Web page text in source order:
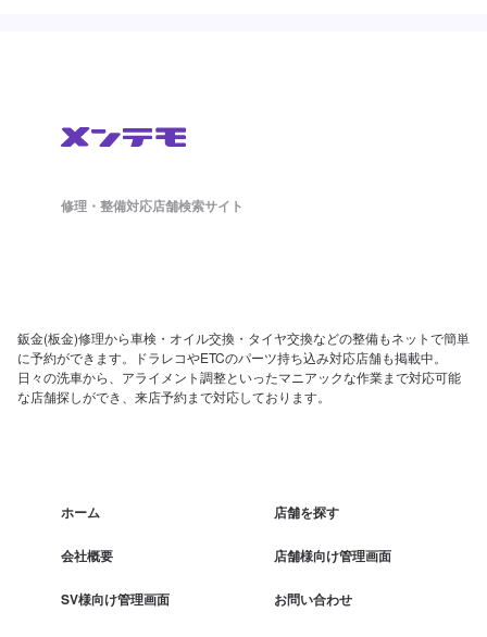
修理・整備対応店舗検索サイト
鈑金(板金)修理から車検・オイル交換・タイヤ交換などの整備もネットで簡単
に予約ができます。ドラレコやETCのパーツ持ち込み対応店舗も掲載中。
日々の洗車から、アライメント調整といったマニアックな作業まで対応可能
な店舗探しができ、来店予約まで対応しております。
ホーム 店舗を探す
会社概要 店舗様向け管理画面
SV様向け管理画面 お問い合わせ